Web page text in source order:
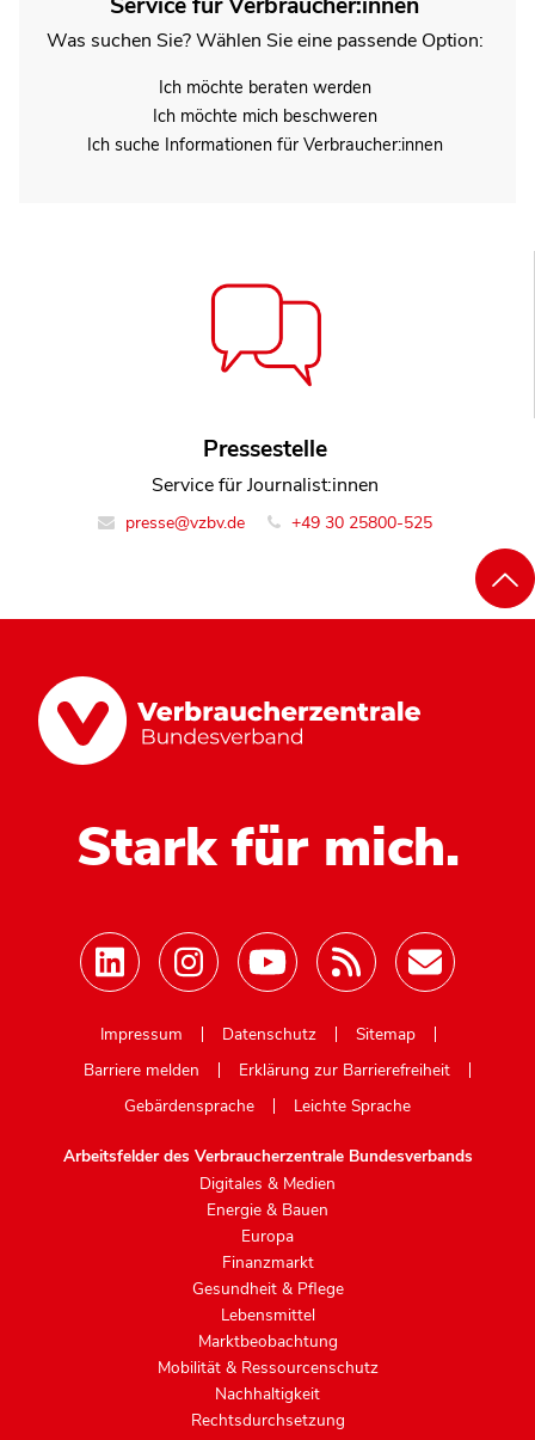
Was suchen Sie? Wählen Sie eine passende Option:
Ich möchte beraten werden
Ich möchte mich beschweren
Ich suche Informationen für Verbraucher:innen
Pressestelle
Service für Journalist:innen
presse@vzbv.de +49 30 25800-525
Stark für mich.
Impressum
Datenschutz
Sitemap
Barriere melden
Erklärung zur Barrierefreiheit
Gebärdensprache
Leichte Sprache
Arbeitsfelder des Verbraucherzentrale Bundesverbands
Digitales & Medien
Energie & Bauen
Europa
Finanzmarkt
Gesundheit & Pflege
Lebensmittel
Marktbeobachtung
Mobilität & Ressourcenschutz
Nachhaltigkeit
Rechtsdurchsetzung